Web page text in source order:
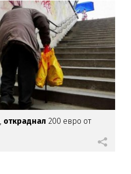
откраднал 200 евро от